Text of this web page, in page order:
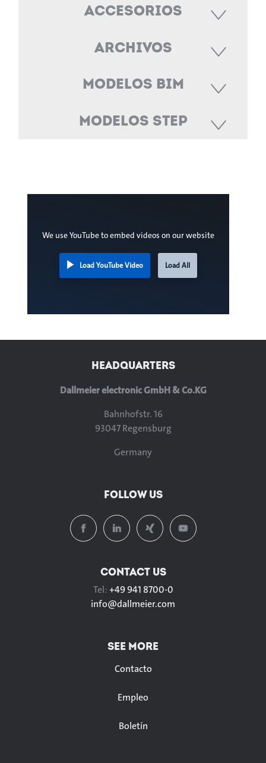
Accesorios
Archivos
Modelos BIM
Modelos STEP
We use YouTube to embed videos on our website
Load YouTube Video Load All
HEADQUARTERS
Dallmeier electronic GmbH & Co.KG
Bahnhofstr. 16
93047 Regensburg
Germany
FOLLOW US
CONTACT US
Tel:+49 941 8700-0
info@dallmeier.com
SEE MORE
Contacto
Empleo
Boletín